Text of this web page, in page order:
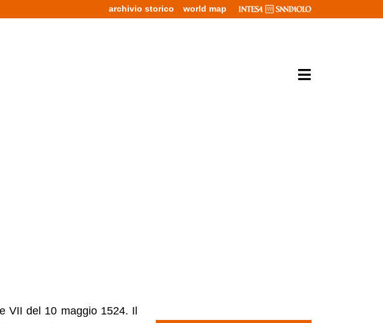
archivio storico world map
VII del 10 maggio 1524. Il